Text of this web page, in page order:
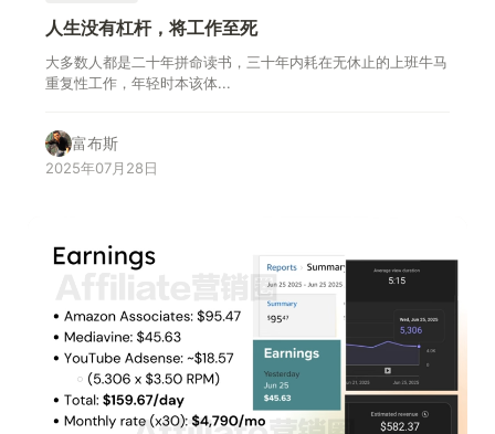
人生没有杠杆，将工作至死
大多数人都是二十年拼命读书，三十年内耗在无休止的上班牛马
重复性工作，年轻时本该体...
富布斯
2025年07月28日